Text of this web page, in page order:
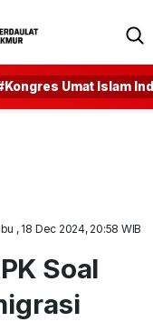
Umat Islam
, 18 Dec 2024, 20:58 WIB
Soal